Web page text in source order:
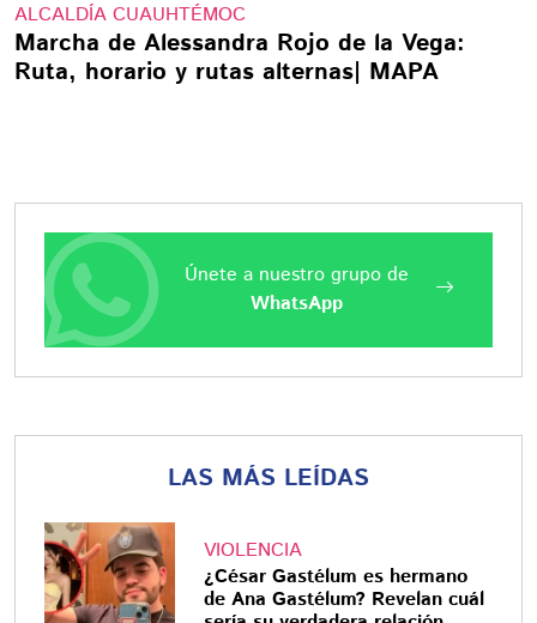
ALCALDÍA CUAUHTÉMOC
Marcha de Alessandra Rojo de la Vega:
Ruta, horario y rutas alternas| MAPA
Únete a nuestro grupo de
WhatsApp
LAS MÁS LEÍDAS
VIOLENCIA
¿César Gastélum es hermano
de Ana Gastélum? Revelan cuál